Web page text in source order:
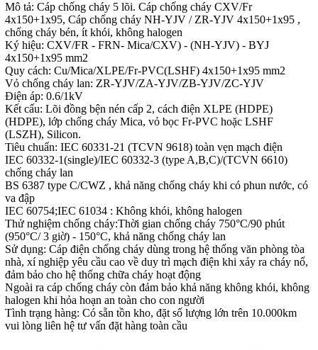
Mô tả: Cáp chống cháy 5 lõi. Cáp chống cháy CXV/Fr
4x150+1x95, Cáp chống cháy NH-YJV / ZR-YJV 4x150+1x95 ,
chống cháy bén, ít khói, không halogen
Ký hiệu: CXV/FR - FRN- Mica/CXV) - (NH-YJV) - BYJ
4x150+1x95 mm2
Quy cách: Cu/Mica/XLPE/Fr-PVC(LSHF) 4x150+1x95 mm2
Vỏ chống cháy lan: ZR-YJV/ZA-YJV/ZB-YJV/ZC-YJV
Điện áp: 0.6/1kV
Kết cấu: Lõi đồng bện nén cấp 2, cách điện XLPE (HDPE)
(HDPE), lớp chống cháy Mica, vỏ bọc Fr-PVC hoặc LSHF
(LSZH), Silicon.
Tiêu chuẩn: IEC 60331-21 (TCVN 9618) toàn vẹn mạch điện
IEC 60332-1(single)/IEC 60332-3 (type A,B,C)/(TCVN 6610)
chống cháy lan
BS 6387 type C/CWZ , khả năng chống cháy khi có phun nước, có
va đập
IEC 60754;IEC 61034 : Không khói, không halogen
Thử nghiệm chống cháy:Thời gian chống cháy 750°C/90 phút
(950°C/ 3 giờ) - 150°C, khả năng chống cháy lan
Sử dụng: Cáp điện chống cháy dùng trong hệ thống văn phòng tòa
nhà, xí nghiệp yêu cầu cao về duy trì mạch điện khi xảy ra cháy nổ,
đảm bảo cho hệ thống chữa cháy hoạt động
Ngoài ra cáp chống cháy còn đảm bảo khả năng không khói, không
halogen khi hỏa hoạn an toàn cho con người
Tình trạng hàng: Có sẵn tồn kho, đặt số lượng lớn trên 10.000km
vui lòng liên hệ tư vấn đặt hàng toàn cầu